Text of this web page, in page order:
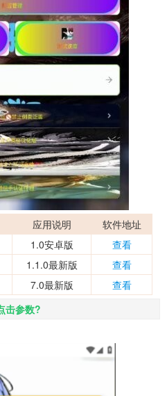
应用说明
软件地址
1.0安卓版
查看
1.1.0最新版
查看
7.0最新版
查看
击参数?